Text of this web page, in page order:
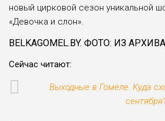
новый цирковой сезон уникальной
«Девочка и слон».
BELKAGOMEL.BY. ФОТО: ИЗ
Сейчас читают:
Выходные в Гомеле. Куда